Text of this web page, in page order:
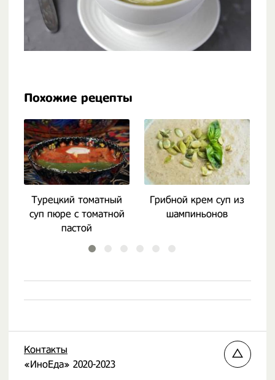
Похожие рецепты
Турецкий томатный
суп пюре с томатной
пастой
Грибной крем суп из
шампиньонов
Контакты
«ИноЕда» 2020-2023